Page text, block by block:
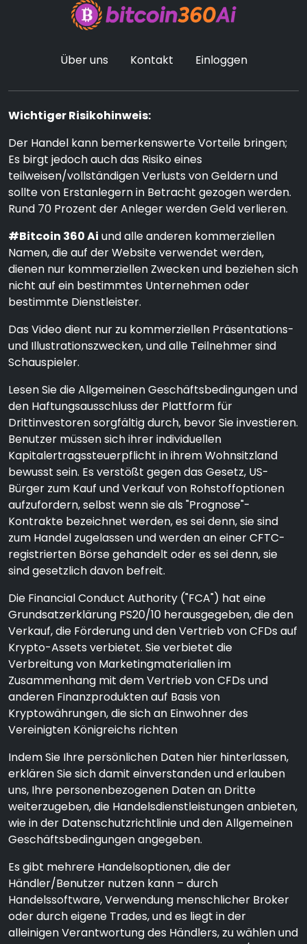
Über uns Kontakt Einloggen
Wichtiger Risikohinweis:
Der Handel kann bemerkenswerte Vorteile bringen;
Es birgt jedoch auch das Risiko eines
teilweisen/vollständigen Verlusts von Geldern und
sollte von Erstanlegern in Betracht gezogen werden.
Rund 70 Prozent der Anleger werden Geld verlieren.
#Bitcoin 360 Ai und alle anderen kommerziellen
Namen, die auf der Website verwendet werden,
dienen nur kommerziellen Zwecken und beziehen sich
nicht auf ein bestimmtes Unternehmen oder
bestimmte Dienstleister.
Das Video dient nur zu kommerziellen Präsentations-
und Illustrationszwecken, und alle Teilnehmer sind
Schauspieler.
Lesen Sie die Allgemeinen Geschäftsbedingungen und
den Haftungsausschluss der Plattform für
Drittinvestoren sorgfältig durch, bevor Sie investieren.
Benutzer müssen sich ihrer individuellen
Kapitalertragssteuerpflicht in ihrem Wohnsitzland
bewusst sein. Es verstößt gegen das Gesetz, US-
Bürger zum Kauf und Verkauf von Rohstoffoptionen
aufzufordern, selbst wenn sie als "Prognose"-
Kontrakte bezeichnet werden, es sei denn, sie sind
zum Handel zugelassen und werden an einer CFTC-
registrierten Börse gehandelt oder es sei denn, sie
sind gesetzlich davon befreit.
Die Financial Conduct Authority ("FCA") hat eine
Grundsatzerklärung PS20/10 herausgegeben, die den
Verkauf, die Förderung und den Vertrieb von CFDs auf
Krypto-Assets verbietet. Sie verbietet die
Verbreitung von Marketingmaterialien im
Zusammenhang mit dem Vertrieb von CFDs und
anderen Finanzprodukten auf Basis von
Kryptowährungen, die sich an Einwohner des
Vereinigten Königreichs richten
Indem Sie Ihre persönlichen Daten hier hinterlassen,
erklären Sie sich damit einverstanden und erlauben
uns, Ihre personenbezogenen Daten an Dritte
weiterzugeben, die Handelsdienstleistungen anbieten,
wie in der Datenschutzrichtlinie und den Allgemeinen
Geschäftsbedingungen angegeben.
Es gibt mehrere Handelsoptionen, die der
Händler/Benutzer nutzen kann – durch
Handelssoftware, Verwendung menschlicher Broker
oder durch eigene Trades, und es liegt in der
alleinigen Verantwortung des Händlers, zu wählen und